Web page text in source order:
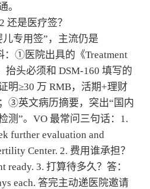
。
还是医疗签？
专用签”，主流仍是
：①医院出具的《Treatment
抬头必须和 DSM-160 填写的
明≥30 万 RMB，活期+理财
③英文病历摘要，突出“国内
测”。VO 最常问三句话：1.
further evaluation and
Center. 2. 费用谁承担？
ready. 3. 打算待多久？答：
each. 答完主动递医院邀请